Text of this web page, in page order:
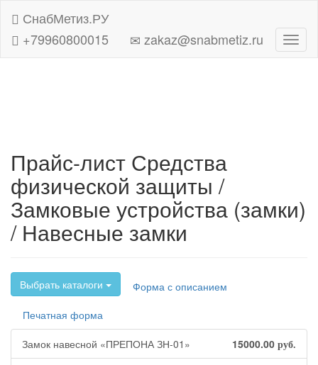
СнабМетиз.РУ
+79960800015
zakaz@snabmetiz.ru
Прайс-лист Средства
физической защиты /
Замковые устройства (замки)
/ Навесные замки
Выбрать каталоги
Форма с описанием
Печатная форма
Замок навесной «ПРЕПОНА ЗН-01» 15000.00 руб.